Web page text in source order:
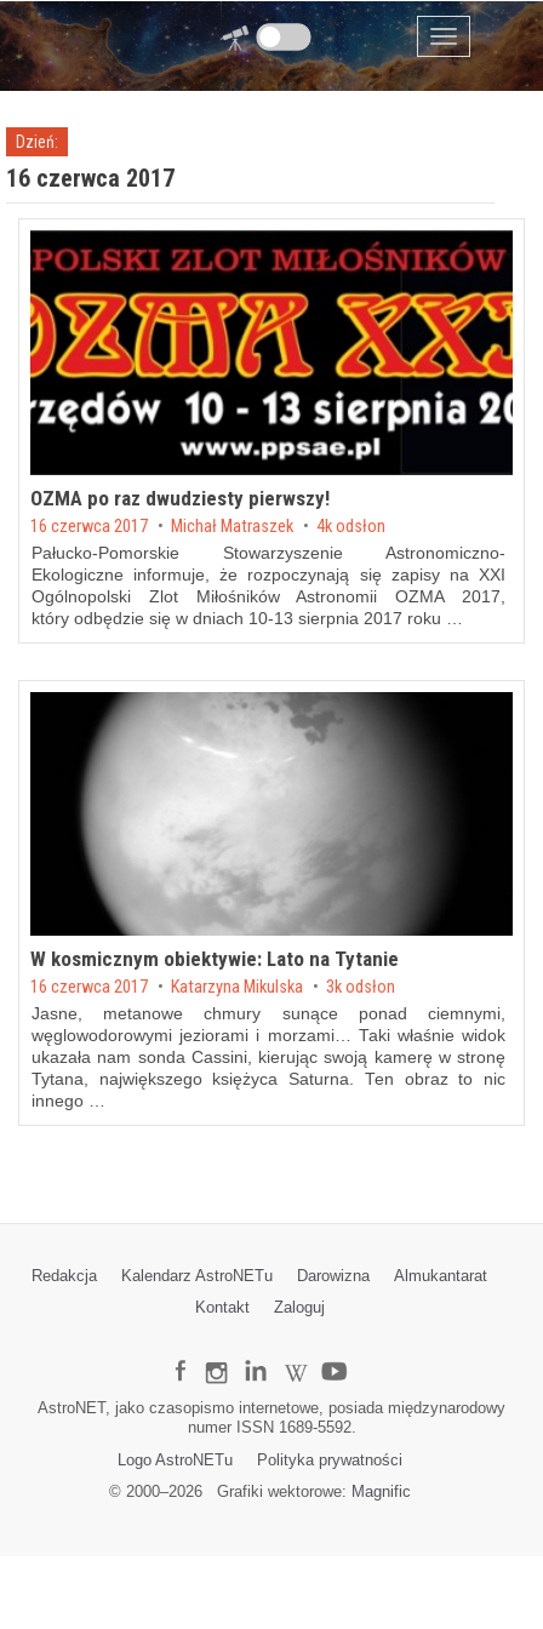
Przejdź do zawartości
Menu
Dzień:
16 czerwca 2017
OZMA po raz dwudziesty pierwszy!
Posted on
16 czerwca 2017 byMichał Matraszek 4k odsłon
Pałucko-Pomorskie Stowarzyszenie Astronomiczno-
Ekologiczne informuje, że rozpoczynają się zapisy na XXI
Ogólnopolski Zlot Miłośników Astronomii OZMA 2017,
który odbędzie się w dniach 10-13 sierpnia 2017 roku …
W kosmicznym obiektywie: Lato na Tytanie
Posted on
16 czerwca 2017 by Katarzyna Mikulska 3k odsłon
Jasne, metanowe chmury sunące ponad ciemnymi,
węglowodorowymi jeziorami i morzami… Taki właśnie widok
ukazała nam sonda Cassini, kierując swoją kamerę w stronę
Tytana, największego księżyca Saturna. Ten obraz to nic
innego …
Redakcja Kalendarz AstroNETu Darowizna
Almukantarat
Kontakt
Zaloguj
AstroNET, jako czasopismo internetowe, posiada międzynarodowy
numer ISSN 1689-5592.
Logo AstroNETu
Polityka prywatności
© 2000–2026Grafiki wektorowe: Magnific